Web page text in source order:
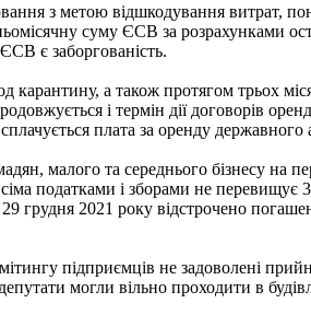
з метою відшкодування витрат,
суму ЄСВ за розрахунками
є заборгованість.
а також протягом трьох
і термін дії договорів
плата за оренду
малого та середнього бізнесу
податками і зборами не
грудня 2021 року відстрочено
підприємців не задоволені
могли вільно проходити в